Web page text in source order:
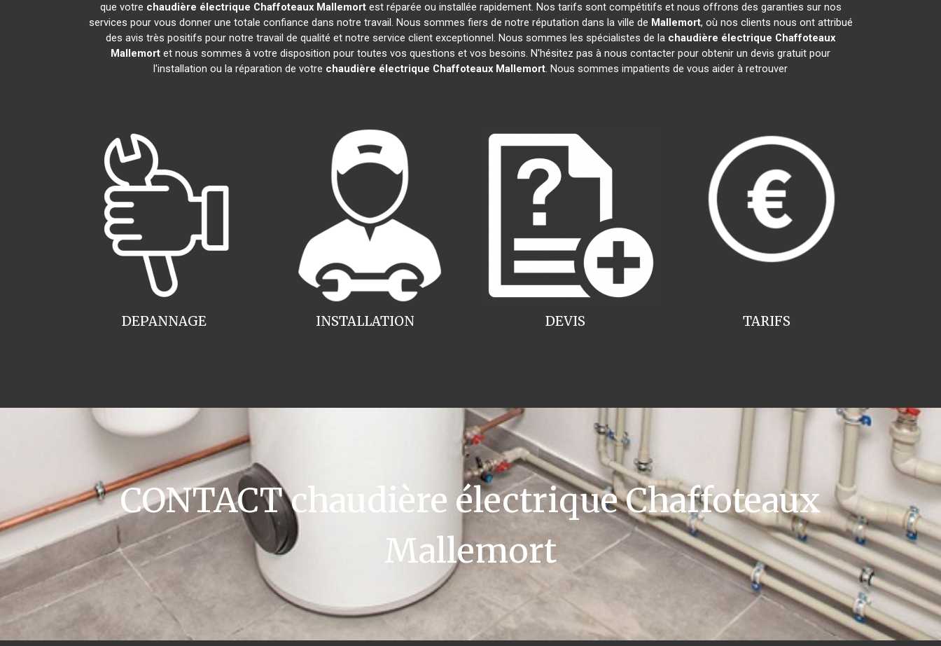
que votre chaudière électrique Chaffoteaux Mallemortest réparée ou installée rapidement. Nos tarifs sont compétitifs et nous offrons des garanties sur nos
services pour vous donner une totale confiance dans notre travail. Nous sommes fiers de notre réputation dans la ville de Mallemort, où nos clients nous ont attribué
des avis très positifs pour notre travail de qualité et notre service client exceptionnel. Nous sommes les spécialistes de la chaudière électrique Chaffoteaux
Mallemort et nous sommes à votre disposition pour toutes vos questions et vos besoins. N'hésitez pas à nous contacter pour obtenir un devis gratuit pour
l'installation ou la réparation de votre chaudière électrique Chaffoteaux Mallemort. Nous sommes impatients de vous aider à retrouver
INSTALLATION
DEPANNAGE TARIFS
DEVIS
CONTACT chaudière électrique Chaffoteaux
Mallemort